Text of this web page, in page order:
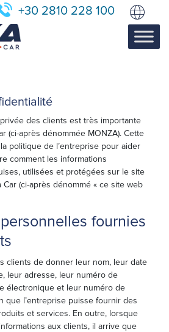
+30 2810 228 100
des clients est très importante
(ci-après dénommée MONZA). Cette
politique de l’entreprise pour aider
comment les informations
utilisées et protégées sur le site
(ci-après dénommé « ce site web
fournies
clients de donner leur nom, leur date
leur adresse, leur numéro de
électronique et leur numéro de
que l’entreprise puisse fournir des
et services. En outre, lorsque
aux clients, il arrive que